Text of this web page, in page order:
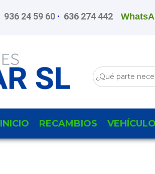
936 24 59 60 · 636 274 442
INICIO RECAMBIOS